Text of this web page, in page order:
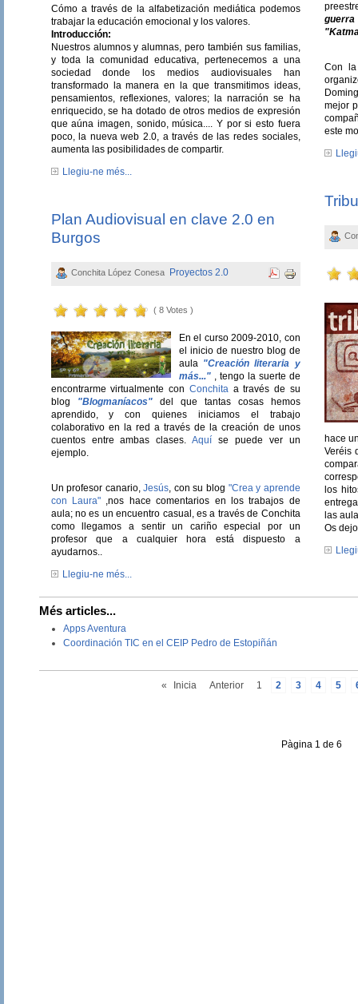
Cómo a través de la alfabetización mediática podemos
trabajar la educación emocional y los valores.
Introducción:
Nuestros alumnos y alumnas, pero también sus familias,
y toda la comunidad educativa, pertenecemos a una
sociedad donde los medios audiovisuales han
transformado la manera en la que transmitimos ideas,
pensamientos, reflexiones, valores; la narración se ha
enriquecido, se ha dotado de otros medios de expresión
que aúna imagen, sonido, música.... Y por si esto fuera
poco, la nueva web 2.0, a través de las redes sociales,
aumenta las posibilidades de compartir.
Llegiu-ne més...
Plan Audiovisual en clave 2.0 en
Burgos
Conchita López Conesa Proyectos 2.0
( 8 Votes )
En el curso 2009-2010, con
el inicio de nuestro blog de
aula "Creación literaria y
más...", tengo la suerte de
encontrarme virtualmente con Conchita a través de su
blog "Blogmaníacos"del que tantas cosas hemos
aprendido, y con quienes iniciamos el trabajo
colaborativo en la red a través de la creación de unos
cuentos entre ambas clases.Aquí se puede ver un
ejemplo.
Un profesor canario,Jesús , con su blog "Crea y aprende
con Laura" ,nos hace comentarios en los trabajos de
aula; no es un encuentro casual, es a través de Conchita
como llegamos a sentir un cariño especial por un
profesor que a cualquier hora está dispuesto a
ayudarnos..
Llegiu-ne més...
Con
mejor
este
hace
Veréis
los
las
Os
Més articles...
Apps Aventura
Coordinación TIC en el CEIP Pedro de Estopiñán
« Inicia Anterior 1 2 3 4 5
Pàgina 1 de 6